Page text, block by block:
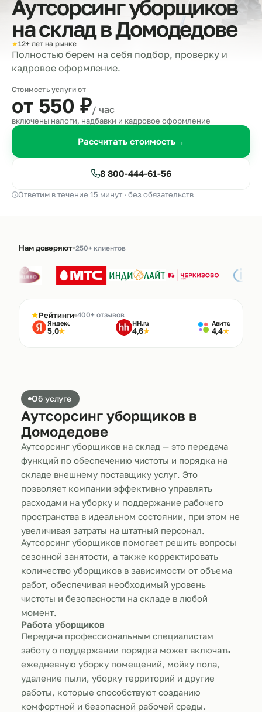
Аутсорсинг уборщиков
на склад вДомодедове
★12+ лет на рынке
Полностью берем на себя подбор, проверку и
кадровое оформление.
Стоимость услуги от
от 550 ₽/ час
включены налоги, надбавки и кадровое оформление
Рассчитать стоимость→
8 800-444-61-56
Ответим в течение 15 минут · без обязательств
Нам доверяют 250+ клиентов
★Рейтинги 400+ отзывов
Яндекс
5,0★
HH.ru
4,6★
Авито
4,4★
Об услуге
Аутсорсинг уборщиков в
Домодедове
Аутсорсинг уборщиков на склад — это передача
функций по обеспечению чистоты и порядка на
складе внешнему поставщику услуг. Это
позволяет компании эффективно управлять
расходами на уборку и поддержание рабочего
пространства в идеальном состоянии, при этом не
увеличивая затраты на штатный персонал.
Аутсорсинг уборщиков помогает решить вопросы
сезонной занятости, а также корректировать
количество уборщиков в зависимости от объема
работ, обеспечивая необходимый уровень
чистоты и безопасности на складе в любой
момент.
Работа уборщиков
Передача профессиональным специалистам
заботу о поддержании порядка может включать
ежедневную уборку помещений, мойку пола,
удаление пыли, уборку территорий и другие
работы, которые способствуют созданию
комфортной и безопасной рабочей среды.